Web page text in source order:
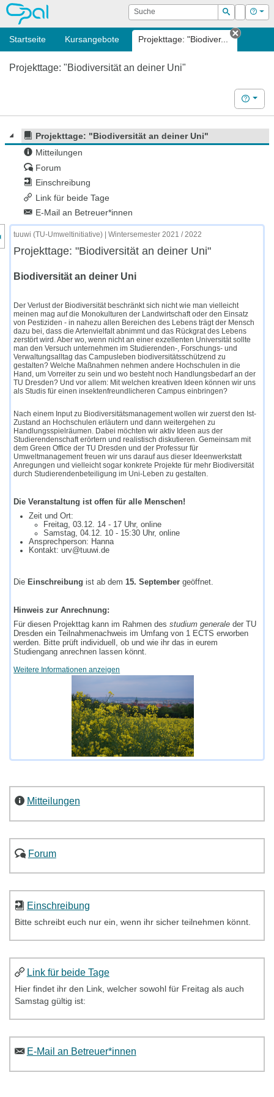
OPAL Suche
Suchen
Login Hilfe
Startseite Kursangebote Projekttage: "Biodiver...
Tab
Projekttage: "Biodiversität an deiner Uni"
Hilfe
Projekttage: "Biodiversität an deiner Uni"
Mitteilungen
Forum
Einschreibung
Link für beide Tage
E-Mail an Betreuer*innen
des Kursmenüs
tuuwi (TU-Umweltinitiative) | Wintersemester 2021 / 2022
Projekttage: "Biodiversität an deiner Uni"
Biodiversität an deiner Uni
Der Verlust der Biodiversität beschränkt sich nicht wie man vielleicht
meinen mag auf die Monokulturen der Landwirtschaft oder den Einsatz
von Pestiziden - in nahezu allen Bereichen des Lebens trägt der Mensch
dazu bei, dass die Artenvielfalt abnimmt und das Rückgrat des Lebens
zerstört wird. Aber wo, wenn nicht an einer exzellenten Universität sollte
man den Versuch unternehmen im Studierenden-, Forschungs- und
Verwaltungsalltag das Campusleben biodiversitätsschützend zu
gestalten? Welche Maßnahmen nehmen andere Hochschulen in die
Hand, um Vorreiter zu sein und wo besteht noch Handlungsbedarf an der
TU Dresden? Und vor allem: Mit welchen kreativen Ideen können wir uns
als Studis für einen insektenfreundlicheren Campus einbringen?
Nach einem Input zu Biodiversitätsmanagement wollen wir zuerst den Ist-
Zustand an Hochschulen erläutern und dann weitergehen zu
Handlungsspielräumen. Dabei möchten wir aktiv Ideen aus der
Studierendenschaft erörtern und realistisch diskutieren. Gemeinsam mit
dem Green Office der TU Dresden und der Professur für
Umweltmanagement freuen wir uns darauf aus dieser Ideenwerkstatt
Anregungen und vielleicht sogar konkrete Projekte für mehr Biodiversität
durch Studierendenbeteiligung im Uni-Leben zu gestalten.
Die Veranstaltung ist offen für alle Menschen!
Zeit und Ort:
Freitag, 03.12. 14 - 17 Uhr, online
Samstag, 04.12. 10 - 15:30 Uhr, online
Ansprechperson: Hanna
Kontakt: urv@tuuwi.de
Die Einschreibung ist ab dem 15. September geöffnet.
Hinweis zur Anrechnung:
Für diesen Projekttag kann im Rahmen desstudium generale der TU
Dresden ein Teilnahmenachweis im Umfang von 1 ECTS erworben
werden. Bitte prüft individuell, ob und wie ihr das in eurem
Studiengang anrechnen lassen könnt.
Weitere Informationen anzeigen
Mitteilungen
Forum
Einschreibung
Bitte schreibt euch nur ein, wenn ihr sicher teilnehmen könnt.
Link für beide Tage
Hier findet ihr den Link, welcher sowohl für Freitag als auch
Samstag gültig ist:
E-Mail an Betreuer*innen